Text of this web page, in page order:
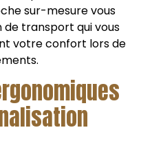
sur-mesure vous
transport qui vous
votre confort lors de